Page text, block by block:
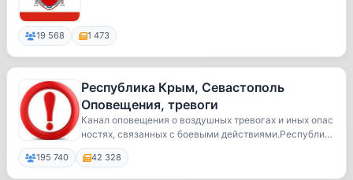
19 568 1 473
Республика Крым, Севастополь
Оповещения, тревоги
Канал оповещения о воздушных тревогах и иных опас
ностях, связанных с боевыми действиями.Республи
к...
195 740 42 328